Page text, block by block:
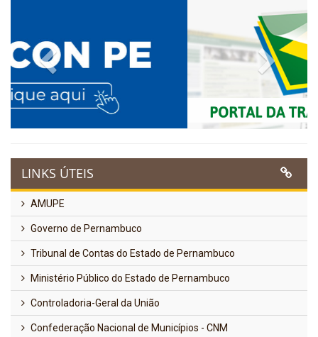
Previous Next
LINKS ÚTEIS
AMUPE
Governo de Pernambuco
Tribunal de Contas do Estado de Pernambuco
Ministério Público do Estado de Pernambuco
Controladoria-Geral da União
Confederação Nacional de Municípios - CNM